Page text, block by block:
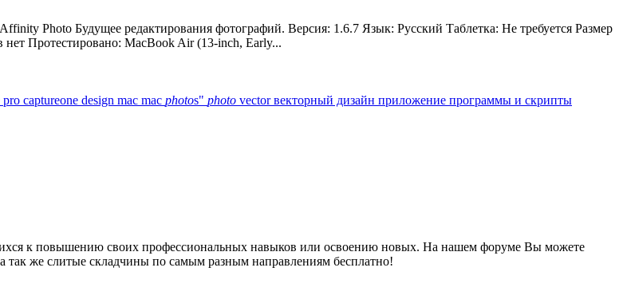
Photo Будущее редактирования фотографий. Версия: 1.6.7 Язык: Русский Таблетка: Не требуется Размер
Протестировано: MacBook Air (13-inch, Early...
pro captureone design mac mac photos" photo vectorвекторный дизайн приложение программы и скрипты
к повышению своих профессиональных навыков или освоению новых. На нашем форуме Вы можете
же слитые складчины по самым разным направлениям бесплатно!